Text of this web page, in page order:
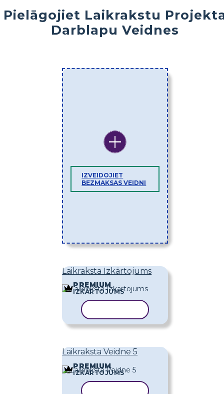
Pielāgojiet Laikrakstu
Darblapu Veidnes
IZVEIDOJIET
BEZMAKSAS VEIDNI
Laikraksta Izkārtojums
PREMIUM
IZKĀRTOJUMS
Laikraksta Veidne 5
PREMIUM
IZKĀRTOJUMS